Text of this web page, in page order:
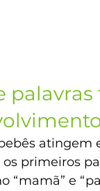
atingem
primeiros
e